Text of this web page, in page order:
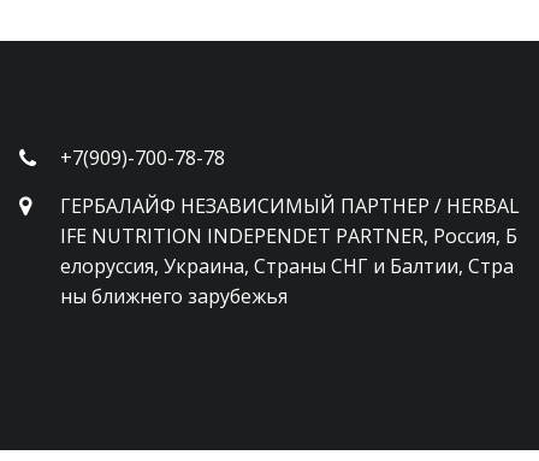
+7(909)-700-78-78
ГЕРБАЛАЙФ НЕЗАВИСИМЫЙ ПАРТНЕР / HERBAL
IFE NUTRITION INDEPENDET PARTNER, Россия, Б
елоруссия, Украина, Страны СНГ и Балтии, Стра
ны ближнего зарубежья